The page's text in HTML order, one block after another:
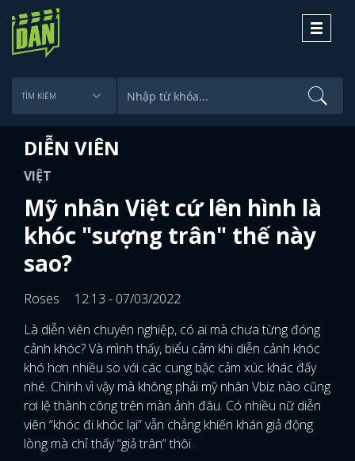
Toggle
DIỄN VIÊN
VIỆT
Mỹ nhân Việt cứ lên hình là
khóc "sượng trân" thế này
sao?
Roses
12:13 - 07/03/2022
Là diễn viên chuyên nghiệp, có ai mà chưa từng đóng
cảnh khóc? Và mình thấy, biểu cảm khi diễn cảnh khóc
khó hơn nhiều so với các cung bậc cảm xúc khác đấy
nhé. Chính vì vậy mà không phải mỹ nhân Vbiz nào cũng
rơi lệ thành công trên màn ảnh đâu. Có nhiều nữ diễn
viên “khóc đi khóc lại” vẫn chẳng khiến khán giả động
lòng mà chỉ thấy “giả trân” thôi.